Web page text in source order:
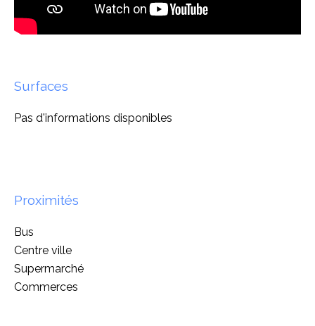
Surfaces
Pas d'informations disponibles
Proximités
Bus
Centre ville
Supermarché
Commerces